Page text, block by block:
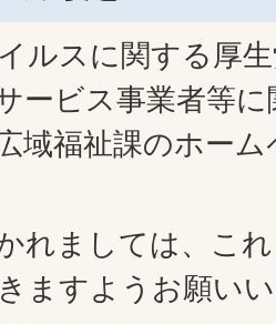
ルスに関する厚
ービス事業者等
域福祉課のホー
れましては、こ
ますようお願い